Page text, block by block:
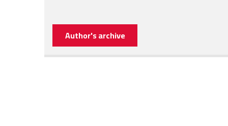
Author's archive